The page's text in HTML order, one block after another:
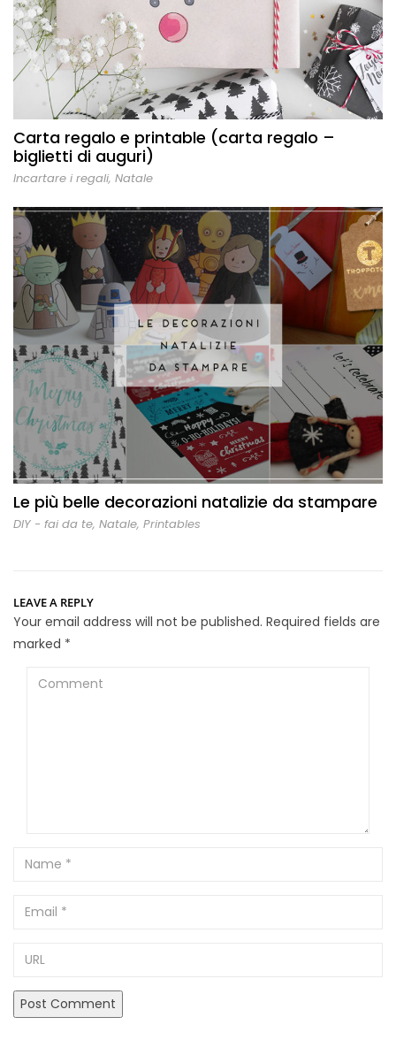
Carta regalo e printable (carta regalo –
biglietti di auguri)
Incartare i regali, Natale
Le più belle decorazioni natalizie da stampare
DIY - fai da te, Natale, Printables
LEAVE A REPLY
Your email address will not be published. Required fields are
marked *
Comment
Name
Email